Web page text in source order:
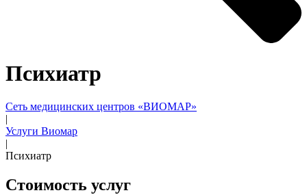
Психиатр
Сеть медицинских центров «ВИОМАР»
|
Услуги Виомар
|
Психиатр
Стоимость услуг